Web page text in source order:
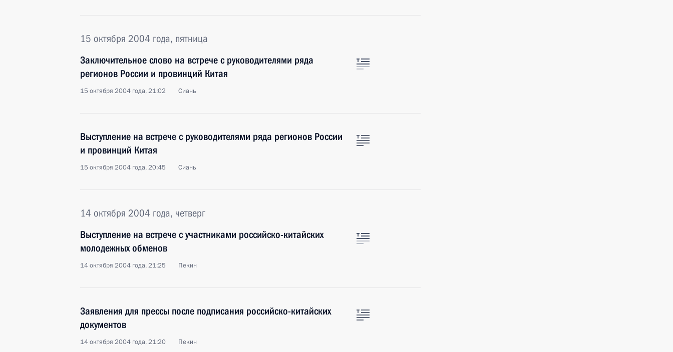
15 октября 2004 года, пятница
Заключительное слово на встрече с руководителями ряда
регионов России и провинций Китая
15 октября 2004 года, 21:02 Сиань
Выступление на встрече с руководителями ряда регионов России
и провинций Китая
15 октября 2004 года, 20:45 Сиань
14 октября 2004 года, четверг
Выступление на встрече с участниками российско-китайских
молодежных обменов
14 октября 2004 года, 21:25 Пекин
Заявления для прессы после подписания российско-китайских
документов
14 октября 2004 года, 21:20 Пекин